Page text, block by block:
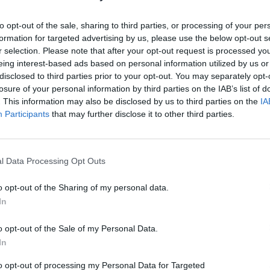
opt-out of the sale, sharing to third parties, or processing of your
for targeted advertising by us, please use the below opt-out
selection. Please note that after your opt-out request is processed
interest-based ads based on personal information utilized by us
to third parties prior to your opt-out. You may separately
of your personal information by third parties on the IAB’s list of
This information may also be disclosed by us to third parties on the
Participants that may further disclose it to other third parties.
Data Processing Opt Outs
opt-out of the Sharing of my personal data.
opt-out of the Sale of my Personal Data.
opt-out of processing my Personal Data for Targeted
immunizálása a Moderna
vakcinájával
HÍRLISTA
támogatást kaphatnak idén a